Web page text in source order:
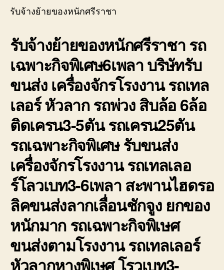
บรร
หนัก
รับจ้างย้ายของหนักศรีราชา
รับจ้างย้ายของหนักศรีราชา รถ
เฉพาะกิจพิเศษ6เพลา บริษัทรับ
ขนส่ง เครื่องจักรโรงงาน รถเทล
เลอร์ หัวลาก รถพ่วง สิบล้อ 6ล้อ
ติดเครน3-5ตัน รถเครน25ตัน
รถเฉพาะกิจพิเศษ รับขนส่ง
เครื่องจักรโรงงาน รถเทลเลอ
ร์โลวเบท3-6เพลา สะพานไฮดรอ
ลิคขนส่งลากเลื่อนชักจูง ยกของ
หนักมาก รถเฉพาะกิจพิเษศ
ขนส่งตามโรงงาน รถเทลเลอร์
หัวลากหางพิเษศ โรวเบท3-